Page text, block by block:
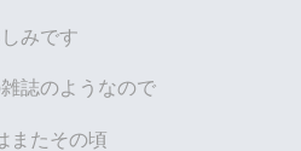
みです
誌のようなので
またその頃